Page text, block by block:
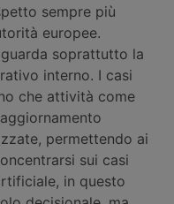
sempre più
europee.
soprattutto la
interno. I casi
che attività come
permettendo ai
sui casi
in questo